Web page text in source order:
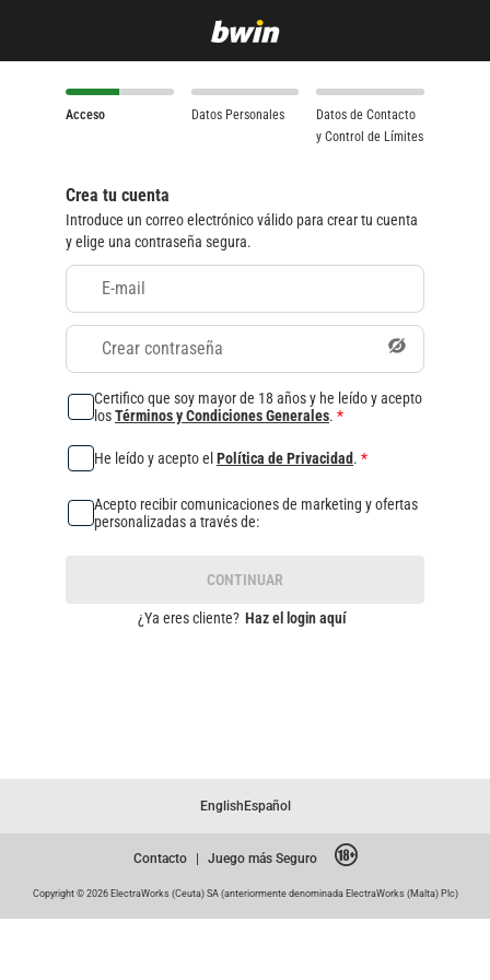
Acceso Datos Personales
Datos de Contacto
y Control de Límites
Crea tu cuenta
Introduce un correo electrónico válido para crear tu cuenta
y elige una contraseña segura.
E-mail
Crear contraseña
Certifico que soy mayor de 18 años y he leído y acepto
losTérminos y Condiciones Generales. *
He leído y acepto el Política de Privacidad. *
Acepto recibir comunicaciones de marketing y ofertas
personalizadas a través de:
CONTINUAR
¿Ya eres cliente? Haz el login aquí
English Español
Contacto Juego más Seguro
Copyright © 2026 ElectraWorks (Ceuta) SA (anteriormente denominada ElectraWorks (Malta) Plc)